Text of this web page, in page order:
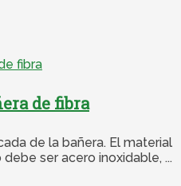
de fibra
de la bañera. El material
ser acero inoxidable, ...